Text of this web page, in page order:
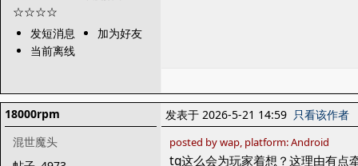
发短消息
加为好友
当前离线
18000rpm
混世魔头
发表于 2026-5-21 14:59 只看该作者
posted by wap, platform: Android
tg这么会为玩家着想？这理由有点